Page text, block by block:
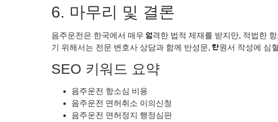
6. 마무리 및 결론
음주운전은 한국에서 매우 엄격한 법적 제재를 받지만, 적법한
기 위해서는 전문 변호사 상담과 함께 반성문, 탄원서 작성에
SEO 키워드 요약
음주운전 항소심 비용
음주운전 면허취소 이의신청
음주운전 면허정지 행정심판